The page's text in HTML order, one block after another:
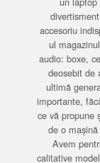
accesoriu
ul
audio: boxe,
deosebit de
ultimă
importante,
ce vă propune
de o
Avem
calitative